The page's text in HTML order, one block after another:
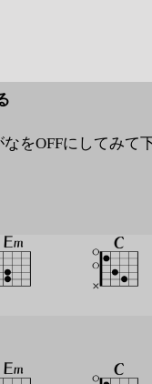
をOFFにしてみて